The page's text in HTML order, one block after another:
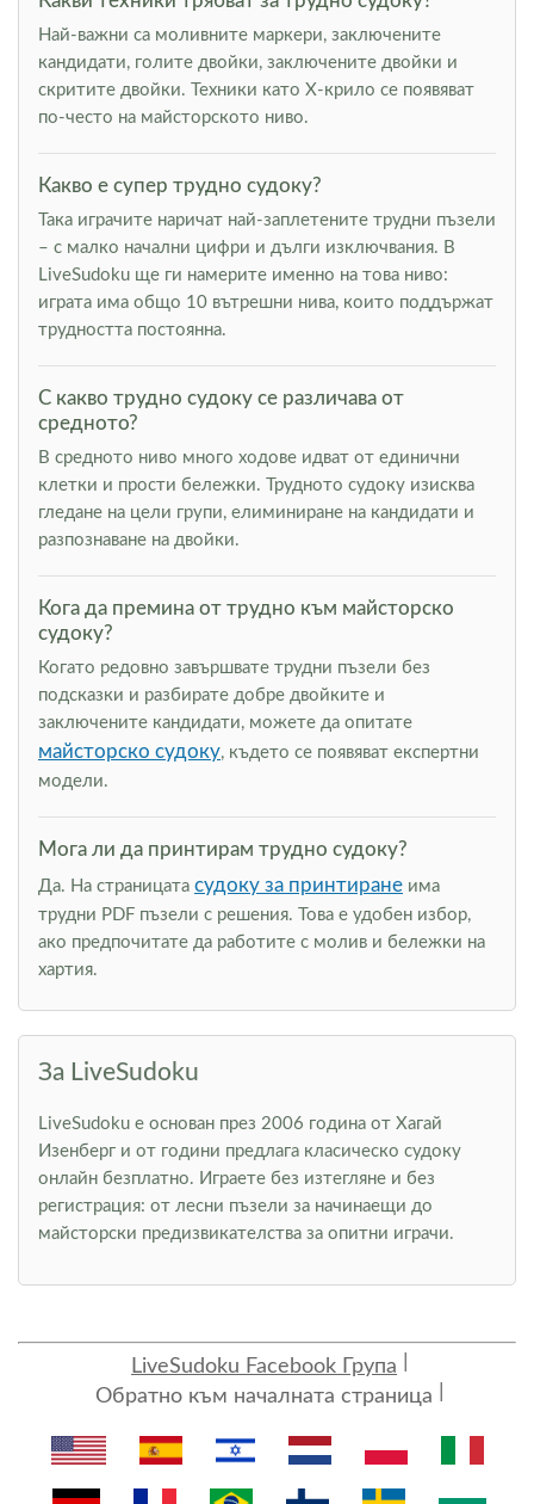
Най-важни са моливните маркери, заключените
кандидати, голите двойки, заключените двойки и
скритите двойки. Техники като Х-крило се появяват
по-често на майсторското ниво.
Какво е супер трудно судоку?
Така играчите наричат най-заплетените трудни пъзели
– с малко начални цифри и дълги изключвания. В
LiveSudoku ще ги намерите именно на това ниво:
играта има общо 10 вътрешни нива, които поддържат
трудността постоянна.
С какво трудно судоку се различава от
средното?
В средното ниво много ходове идват от единични
клетки и прости бележки. Трудното судоку изисква
гледане на цели групи, елиминиране на кандидати и
разпознаване на двойки.
Кога да премина от трудно към майсторско
судоку?
Когато редовно завършвате трудни пъзели без
подсказки и разбирате добре двойките и
заключените кандидати, можете да опитате
майсторско судоку, където се появяват експертни
модели.
Мога ли да принтирам трудно судоку?
Да. На страницата судоку за принтиране има
трудни PDF пъзели с решения. Това е удобен избор,
ако предпочитате да работите с молив и бележки на
хартия.
За LiveSudoku
LiveSudoku е основан през 2006 година от Хагай
Изенберг и от години предлага класическо судоку
онлайн безплатно. Играете без изтегляне и без
регистрация: от лесни пъзели за начинаещи до
майсторски предизвикателства за опитни играчи.
LiveSudoku Facebook Група
Обратно към началната страница